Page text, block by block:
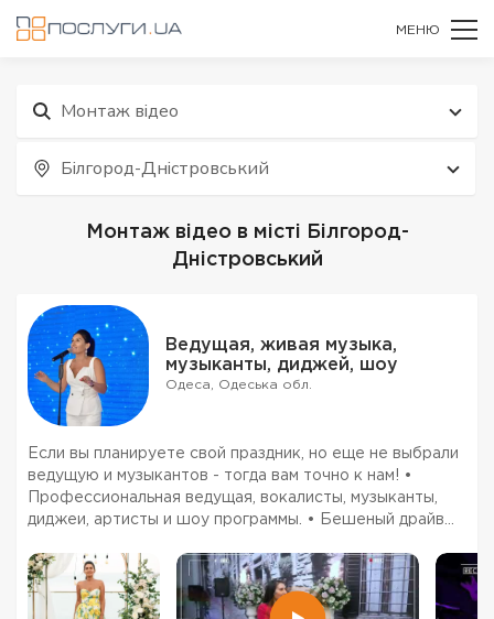
МЕНЮ
Монтаж відео
Білгород-Дністровський
Монтаж відео в місті Білгород-
Дністровський
Ведущая, живая музыка,
музыканты, диджей, шоу
Одеса, Одеська обл.
Если вы планируете свой праздник, но еще не выбрали
ведущую и музыкантов - тогда вам точно к нам! •
Профессиональная ведущая, вокалисты, музыканты,
диджеи, артисты и шоу программы. • Бешеный драйв
юмор. • Разнообразный репертуар лучших хитов -
зарубе...